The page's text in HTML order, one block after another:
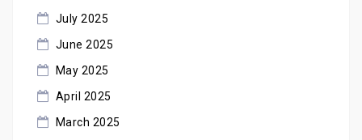
July 2025
June 2025
May 2025
April 2025
March 2025